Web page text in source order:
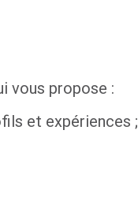
vous propose :
et expériences ;